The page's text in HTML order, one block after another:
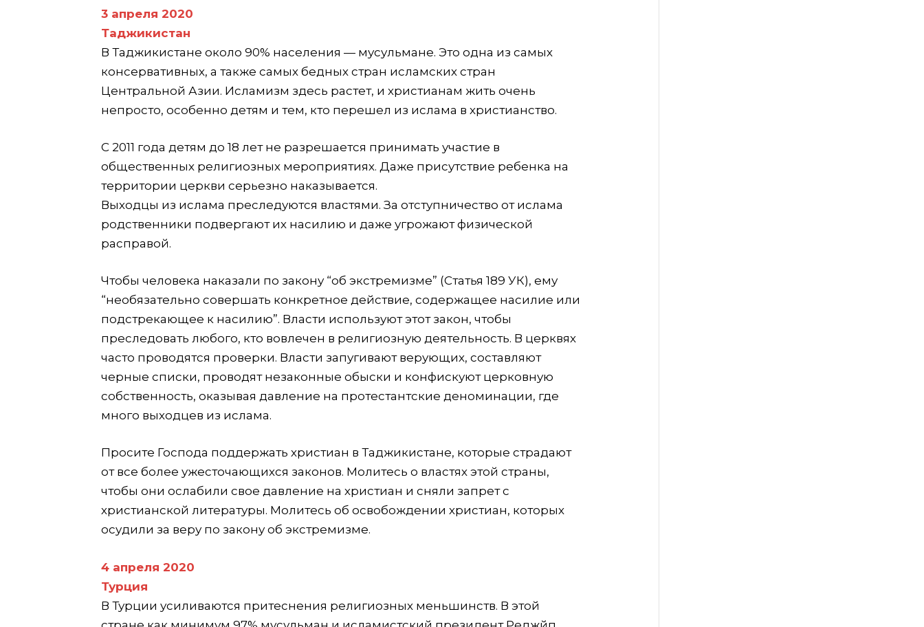
3 апреля 2020
Таджикистан
В Таджикистане около 90% населения — мусульмане. Это одна из самых
консервативных, а также самых бедных стран исламских стран
Центральной Азии. Исламизм здесь растет, и христианам жить очень
непросто, особенно детям и тем, кто перешел из ислама в христианство.
С 2011 года детям до 18 лет не разрешается принимать участие в
общественных религиозных мероприятиях. Даже присутствие ребенка на
территории церкви серьезно наказывается.
Выходцы из ислама преследуются властями. За отступничество от ислама
родственники подвергают их насилию и даже угрожают физической
расправой.
Чтобы человека наказали по закону “об экстремизме” (Статья 189 УК), ему
“необязательно совершать конкретное действие, содержащее насилие или
подстрекающее к насилию”. Власти используют этот закон, чтобы
преследовать любого, кто вовлечен в религиозную деятельность. В церквях
часто проводятся проверки. Власти запугивают верующих, составляют
черные списки, проводят незаконные обыски и конфискуют церковную
собственность, оказывая давление на протестантские деноминации, где
много выходцев из ислама.
Просите Господа поддержать христиан в Таджикистане, которые страдают
от все более ужесточающихся законов. Молитесь о властях этой страны,
чтобы они ослабили свое давление на христиан и сняли запрет с
христианской литературы. Молитесь об освобождении христиан, которых
осудили за веру по закону об экстремизме.
4 апреля 2020
Турция
В Турции усиливаются притеснения религиозных меньшинств. В этой